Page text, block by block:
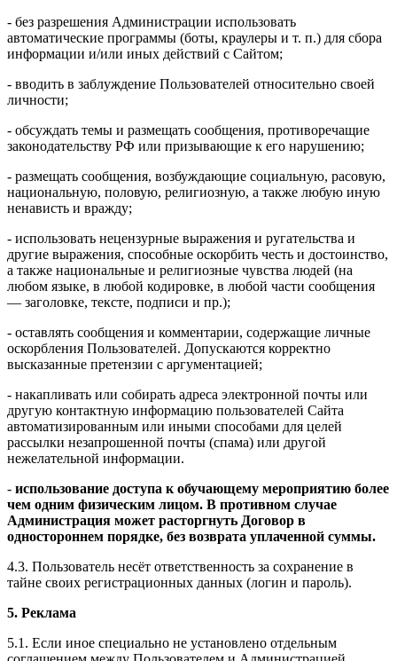
- без разрешения Администрации использовать
автоматические программы (боты, краулеры и т. п.) для сбора
информации и/или иных действий с Сайтом;
- вводить в заблуждение Пользователей относительно своей
личности;
- обсуждать темы и размещать сообщения, противоречащие
законодательству РФ или призывающие к его нарушению;
- размещать сообщения, возбуждающие социальную, расовую,
национальную, половую, религиозную, а также любую иную
ненависть и вражду;
- использовать нецензурные выражения и ругательства и
другие выражения, способные оскорбить честь и достоинство,
а также национальные и религиозные чувства людей (на
любом языке, в любой кодировке, в любой части сообщения
— заголовке, тексте, подписи и пр.);
- оставлять сообщения и комментарии, содержащие личные
оскорбления Пользователей. Допускаются корректно
высказанные претензии с аргументацией;
- накапливать или собирать адреса электронной почты или
другую контактную информацию пользователей Сайта
автоматизированным или иными способами для целей
рассылки незапрошенной почты (спама) или другой
нежелательной информации.
- использование доступа к обучающему мероприятию более
чем одним физическим лицом. В противном случае
Администрация может расторгнуть Договор в
одностороннем порядке, без возврата уплаченной суммы.
4.3. Пользователь несёт ответственность за сохранение в
тайне своих регистрационных данных (логин и пароль).
5. Реклама
5.1. Если иное специально не установлено отдельным